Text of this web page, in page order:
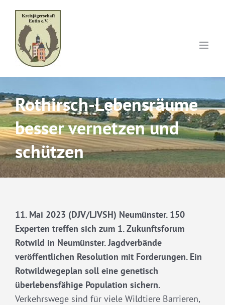
content
Rothirsch-Lebensräume
besser vernetzen und
schützen
11. Mai 2023 (DJV/LJVSH) Neumünster. 150
Experten treffen sich zum 1. Zukunftsforum
Rotwild in Neumünster. Jagdverbände
veröffentlichen Resolution mit Forderungen. Ein
Rotwildwegeplan soll eine genetisch
überlebensfähige Population sichern.
Verkehrswege sind für viele Wildtiere Barrieren,